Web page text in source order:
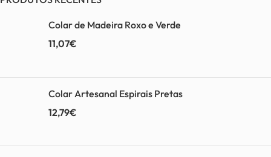
Colar de Madeira Roxo e Verde
11,07€
Colar Artesanal Espirais Pretas
12,79€